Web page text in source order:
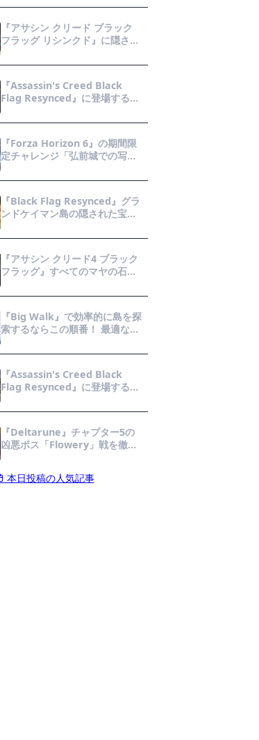
明かす！海底洞窟の危険を乗り
越え、伝説の報酬を手に入れよ
う『アサシン クリード ブラック
フラッグ リシンクド』に隠され
を徹底解説！伝説のアイテムや
新衣装を手に入れるための「地
図の断片」入手方法と修復のコ
ツを紹介！
『Assassin's Creed Black
Flag Resynced』に登場する
方法を徹底解説！隠された財宝
を見つけよう！
『Forza Horizon 6』の期間限
定チャレンジ「弘前城での写真
スポーツカーで日本の名城を駆
け巡り、特別な報酬を手に入れ
よう！
『Black Flag Resynced』グラ
ンドケイマン島の隠された宝箱
っ払いルート」でしか到達でき
ないお宝も明らかに
『アサシン クリード4 ブラック
フラッグ』すべてのマヤの石碑
く特殊なマヤの衣装を入手して
海賊ライフを有利に進めよう！
『Big Walk』で効率的に島を探
索するならこの順番！ 最適なタ
される機能について解説
『Assassin's Creed Black
Flag Resynced』に登場する全
サシンのスタイルを自由にカス
タマイズ！
『Deltarune』チャプター5の
凶悪ボス「Flowery」戦を徹底
本日投稿の人気記事